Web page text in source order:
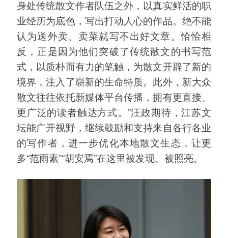
身处传统散文作者队伍之外，以真实鲜活的职
业经历为底色，写出打动人心的作品。绝不能
认为送外卖、卖菜就写不出好文章。恰恰相
反，正是因为他们突破了传统散文的书写范
式，以质朴而有力的笔触，为散文开辟了新的
境界，注入了崭新的生命特质。此外，新大众
散文往往依托新媒体平台传播，拥有更直接、
更广泛的读者触达方式。”汪政期待，江苏文
坛能广开视野，继续鼓励和支持来自各行各业
的写作者，进一步优化本地散文生态，让更
多“范雨素”“胡安焉”在这里被发现、被照亮。